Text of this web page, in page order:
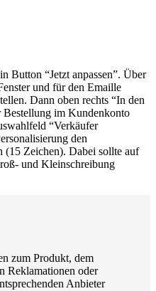
Button “Jetzt anpassen”. Über
und für den Emaille
Dann oben rechts “In den
im Kundenkonto
“Verkäufer
den
(15 Zeichen). Dabei sollte auf
und Kleinschreibung
zum Produkt, dem
Reklamationen oder
Anbieter